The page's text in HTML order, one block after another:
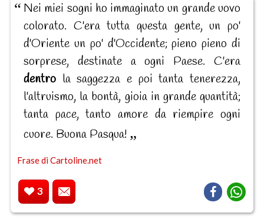
Nei miei sogni ho immaginato un grande uovo
colorato. C'era tutta questa gente, un po'
d'Oriente un po' d'Occidente; pieno pieno di
sorprese, destinate a ogni Paese. C'era
dentro la saggezza e poi tanta tenerezza,
l'altruismo, la bontà, gioia in grande quantità;
tanta pace, tanto amore da riempire ogni
cuore. Buona Pasqua!
Frase di Cartoline.net
3